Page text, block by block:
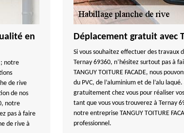
en
; notre
de rive
de nos
notre
pas à faire
de rive à
Déplacement gratuit avec
Si vous souhaitez effectuer des travaux
Ternay 69360, n’hésitez surtout pas à
TANGUY TOITURE FACADE, nous
du PVC, de l’aluminium et de l’alu
gratuitement chez vous pour réaliser
tant que vous vous trouverez à Ternay
notre entreprise TANGUY TOITURE
professionnel.